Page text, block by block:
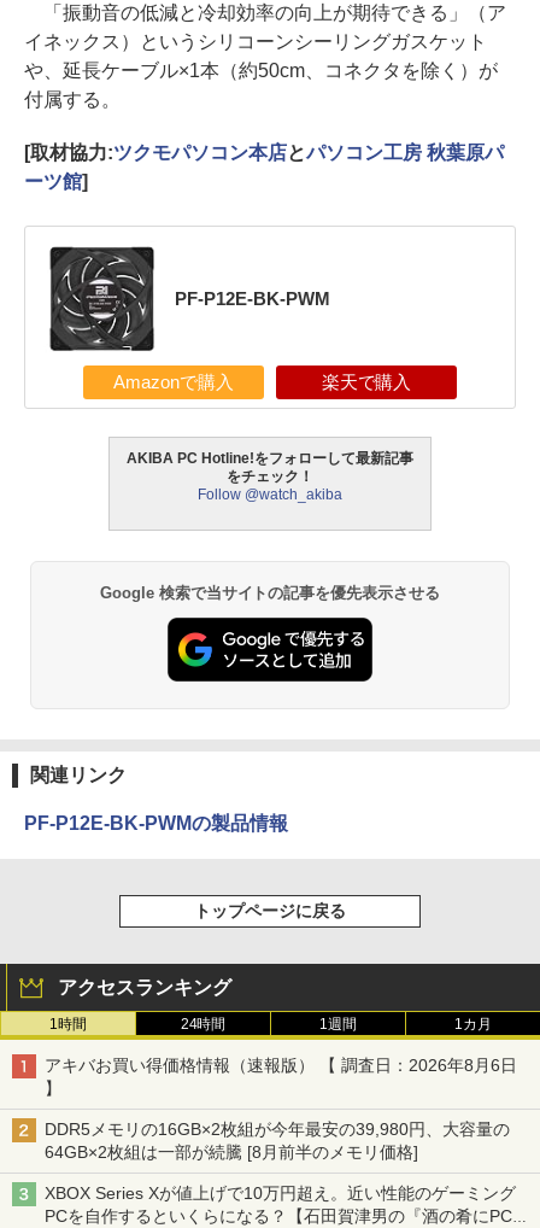
「振動音の低減と冷却効率の向上が期待できる」（ア
イネックス）というシリコーンシーリングガスケット
や、延長ケーブル×1本（約50cm、コネクタを除く）が
付属する。
[取材協力:ツクモパソコン本店とパソコン工房 秋葉原パ
ーツ館]
PF-P12E-BK-PWM
Amazonで購入 楽天で購入
AKIBA PC Hotline!をフォローして最新記事
をチェック！
Follow @watch_akiba
Google 検索で当サイトの記事を優先表示させる
関連リンク
PF-P12E-BK-PWMの製品情報
トップページに戻る
アクセスランキング
1時間 24時間 1週間 1カ月
アキバお買い得価格情報（速報版） 【 調査日：2026年8月6日
】
DDR5メモリの16GB×2枚組が今年最安の39,980円、大容量の
64GB×2枚組は一部が続騰 [8月前半のメモリ価格]
XBOX Series Xが値上げで10万円超え。近い性能のゲーミング
PCを自作するといくらになる？【石田賀津男の『酒の肴にPCゲ